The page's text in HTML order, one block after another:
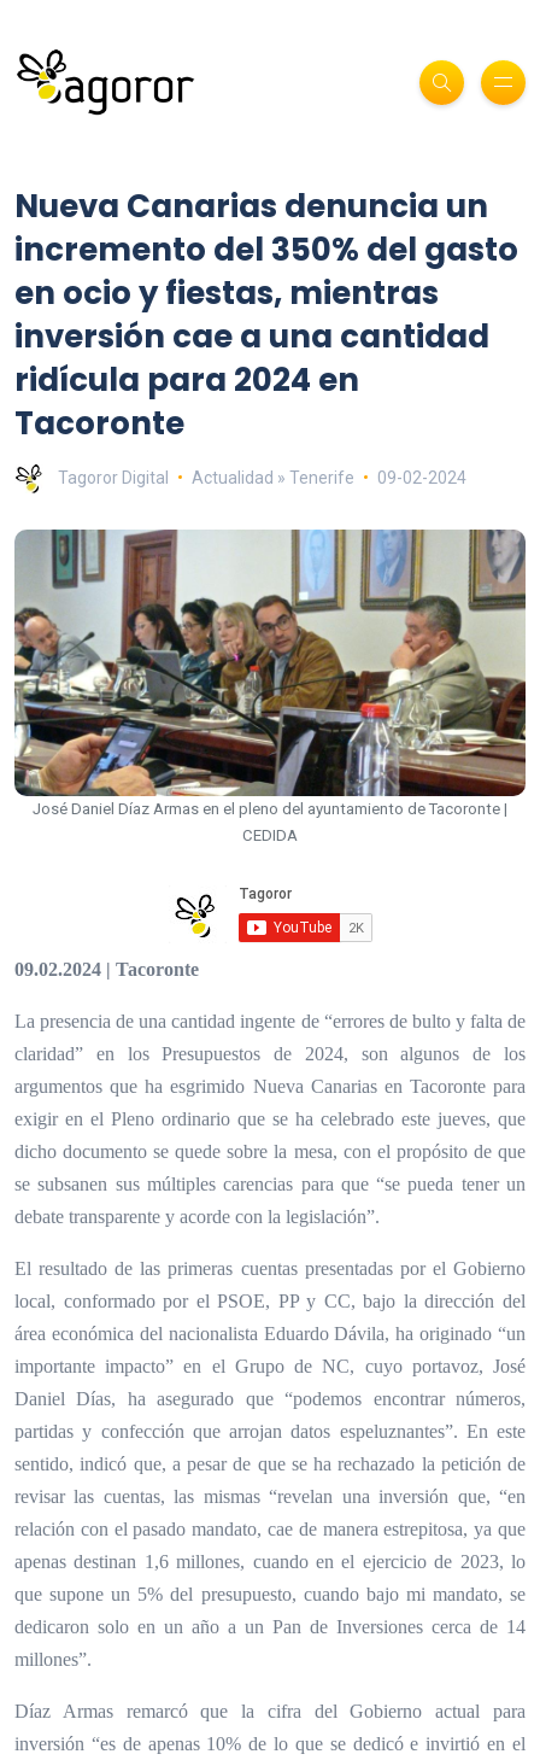
Nueva Canarias denuncia un
incremento del 350% del gasto
en ocio y fiestas, mientras
inversión cae a una cantidad
ridícula para 2024 en
Tacoronte
Tagoror Digital Actualidad » Tenerife 09-02-2024
José Daniel Díaz Armas en el pleno del ayuntamiento de Tacoronte |
CEDIDA
09.02.2024 | Tacoronte
La presencia de una cantidad ingente de “errores de bulto y falta de
claridad” en los Presupuestos de 2024, son algunos de los
argumentos que ha esgrimido Nueva Canarias en Tacoronte para
exigir en el Pleno ordinario que se ha celebrado este jueves, que
dicho documento se quede sobre la mesa, con el propósito de que
se subsanen sus múltiples carencias para que “se pueda tener un
debate transparente y acorde con la legislación”.
El resultado de las primeras cuentas presentadas por el Gobierno
local, conformado por el PSOE, PP y CC, bajo la dirección del
área económica del nacionalista Eduardo Dávila, ha originado “un
importante impacto” en el Grupo de NC, cuyo portavoz, José
Daniel Días, ha asegurado que “podemos encontrar números,
partidas y confección que arrojan datos espeluznantes”. En este
sentido, indicó que, a pesar de que se ha rechazado la petición de
revisar las cuentas, las mismas “revelan una inversión que, “en
relación con el pasado mandato, cae de manera estrepitosa, ya que
apenas destinan 1,6 millones, cuando en el ejercicio de 2023, lo
que supone un 5% del presupuesto, cuando bajo mi mandato, se
dedicaron solo en un año a un Pan de Inversiones cerca de 14
millones”.
Díaz Armas remarcó que la cifra del Gobierno actual para
inversión “es de apenas 10% de lo que se dedicó e invirtió en el